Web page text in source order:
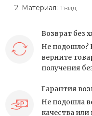
2. Материал: Твид
Возврат без
Не подошло?
верните
получения
Гарантия
Не подошла
качества